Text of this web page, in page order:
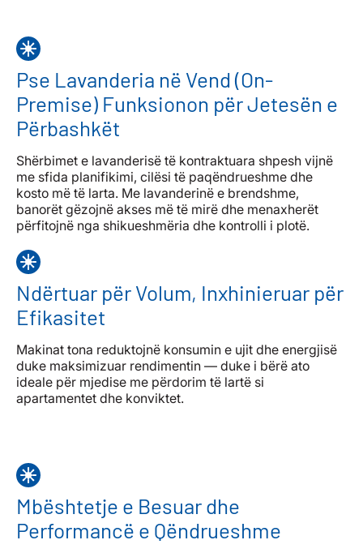
Pse Lavanderia në Vend (On-
Premise) Funksionon për Jetesën e
Përbashkët
Shërbimet e lavanderisë të kontraktuara shpesh vijnë
me sfida planifikimi, cilësi të paqëndrueshme dhe
kosto më të larta. Me lavanderinë e brendshme,
banorët gëzojnë akses më të mirë dhe menaxherët
përfitojnë nga shikueshmëria dhe kontrolli i plotë.
Ndërtuar për Volum, Inxhinieruar për
Efikasitet
Makinat tona reduktojnë konsumin e ujit dhe energjisë
duke maksimizuar rendimentin — duke i bërë ato
ideale për mjedise me përdorim të lartë si
apartamentet dhe konviktet.
Mbështetje e Besuar dhe
Performancë e Qëndrueshme